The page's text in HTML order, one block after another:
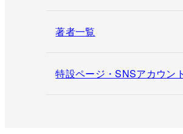
著者一覧
特設ページ・SNSアカウン